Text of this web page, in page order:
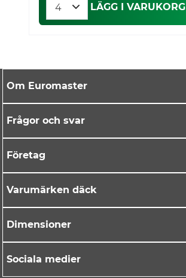
LÄGG I VARUKORG
Om Euromaster
Frågor och svar
Företag
Varumärken däck
Dimensioner
Sociala medier